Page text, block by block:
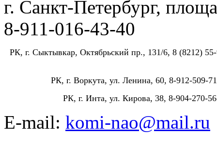
г. Санкт-Петербург,
8-911-016-43-40
РК, г. Сыктывкар, Октябрьский пр., 131/6, 8 (8212)
РК, г. Воркута, ул. Ленина, 60, 8-912-509-
РК, г. Инта, ул. Кирова, 38, 8-904-270-
E-mail: komi-nao@mail.ru